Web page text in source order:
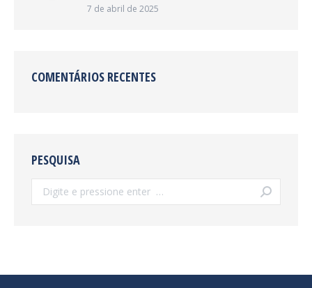
7 de abril de 2025
COMENTÁRIOS RECENTES
PESQUISA
Search: